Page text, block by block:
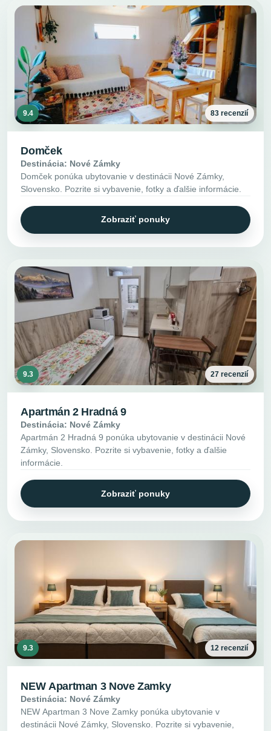
9.4 83 recenzií
Domček
Destinácia: Nové Zámky
Domček ponúka ubytovanie v destinácii Nové Zámky,
Slovensko. Pozrite si vybavenie, fotky a ďalšie informácie.
Zobraziť ponuky
9.3 27 recenzií
Apartmán 2 Hradná 9
Destinácia: Nové Zámky
Apartmán 2 Hradná 9 ponúka ubytovanie v destinácii Nové
Zámky, Slovensko. Pozrite si vybavenie, fotky a ďalšie
informácie.
Zobraziť ponuky
9.3 12 recenzií
NEW Apartman 3 Nove Zamky
Destinácia: Nové Zámky
NEW Apartman 3 Nove Zamky ponúka ubytovanie v
destinácii Nové Zámky, Slovensko. Pozrite si vybavenie,